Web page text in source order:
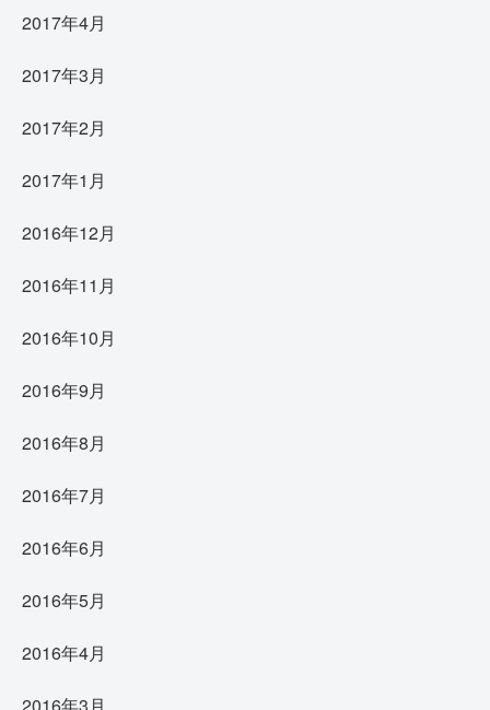
2017年4月
2017年3月
2017年2月
2017年1月
2016年12月
2016年11月
2016年10月
2016年9月
2016年8月
2016年7月
2016年6月
2016年5月
2016年4月